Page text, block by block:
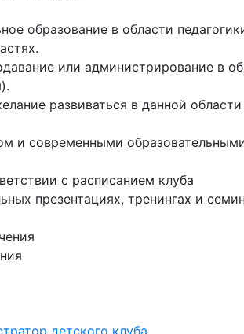
образование в области
или администрирование в
развиваться в данной
и современными
с расписанием клуба
презентациях, тренингах и
детского клуба